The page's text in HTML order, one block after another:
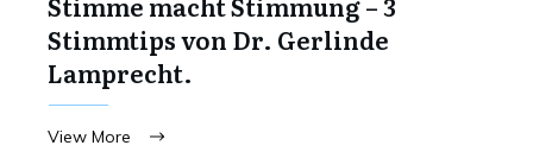
Stimmtips von Dr. Gerlinde
Lamprecht.
View More